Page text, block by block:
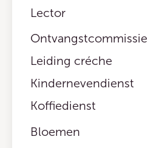
Lector
Ontvangstcommissie
Leiding créche
Kindernevendienst
Koffiedienst
Bloemen